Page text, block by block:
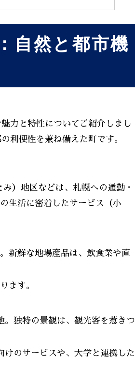
自然と都市機
力と特性についてご紹介しまし
利便性を兼ね備えた町です。
）地区などは、札幌への通勤・
生活に密着したサービス（小
新鮮な地場産品は、飲食業や直
ます。
。独特の景観は、観光客を惹きつ
のサービスや、大学と連携した